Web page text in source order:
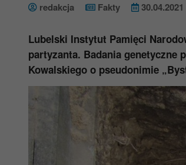
redakcja Fakty 30.04.2021
Lubelski Instytut Pamięci
partyzanta. Badania genetyczne
Kowalskiego o pseudonimie